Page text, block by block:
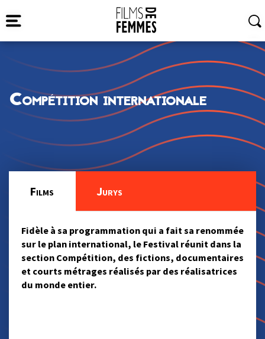
Compétition internationale
Films Jurys
Fidèle à sa programmation qui a fait sa renommée
sur le plan international, le Festival réunit dans la
section Compétition, des fictions, documentaires
et courts métrages réalisés par des réalisatrices
du monde entier.